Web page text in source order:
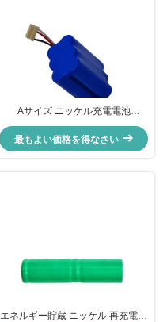
Aサイズ ニッケル充電電池
2500mah Ni-Mh SC 2600mAh
7.2v
最もよい価格を得なさい
エネルギー貯蔵 ニッケル 再充電電